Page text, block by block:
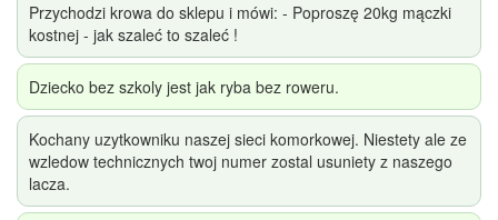
Przychodzi krowa do sklepu i mówi: - Poproszę 20kg mączki
kostnej - jak szaleć to szaleć !
Dziecko bez szkoly jest jak ryba bez roweru.
Kochany uzytkowniku naszej sieci komorkowej. Niestety ale ze
wzledow technicznych twoj numer zostal usuniety z naszego
lacza.